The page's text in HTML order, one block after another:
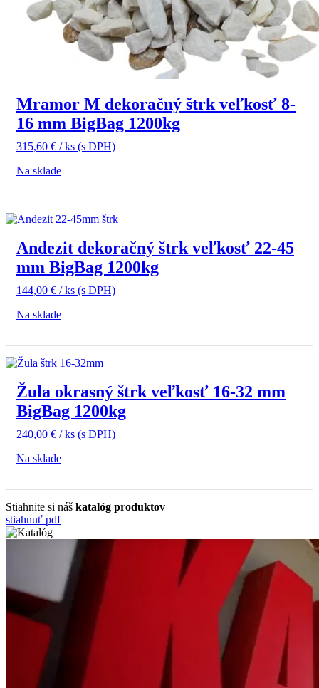
Mramor M dekoračný štrk veľkosť 8-
16 mm BigBag 1200kg
315,60 € / ks (s DPH)
Na sklade
Andezit dekoračný štrk veľkosť 22-45
mm BigBag 1200kg
144,00 € / ks (s DPH)
Na sklade
Žula okrasný štrk veľkosť 16-32 mm
BigBag 1200kg
240,00 € / ks (s DPH)
Na sklade
Stiahnite si náš katalóg produktov
stiahnuť pdf